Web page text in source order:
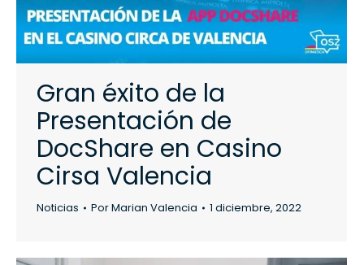
Gran éxito de la
Presentación de
DocShare en Casino
Cirsa Valencia
Noticias PorMarian Valencia 1 diciembre, 2022